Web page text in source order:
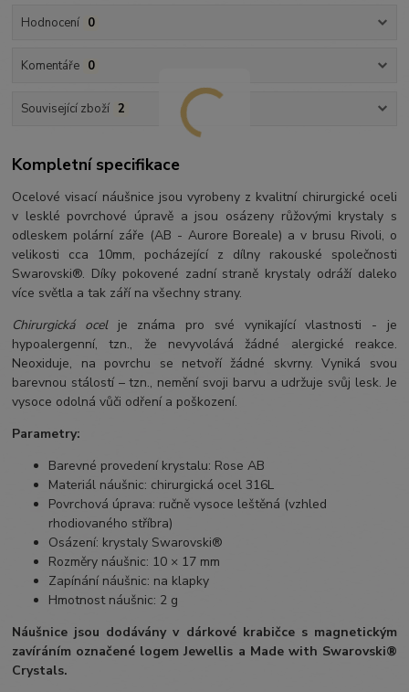
Hodnocení 0
Komentáře 0
Související zboží 2
Kompletní specifikace
Ocelové visací náušnice jsou vyrobeny z kvalitní chirurgické oceli
v lesklé povrchové úpravě a jsou osázeny růžovými krystaly s
odleskem polární záře (AB - Aurore Boreale) a v brusu Rivoli, o
velikosti cca 10mm, pocházející z dílny rakouské společnosti
Swarovski®. Díky pokovené zadní straně krystaly odráží daleko
více světla a tak září na všechny strany.
Chirurgická ocelje známa pro své vynikající vlastnosti - je
hypoalergenní, tzn., že nevyvolává žádné alergické reakce.
Neoxiduje, na povrchu se netvoří žádné skvrny. Vyniká svou
barevnou stálostí – tzn., nemění svoji barvu a udržuje svůj lesk. Je
vysoce odolná vůči odření a poškození.
Parametry:
Barevné provedení krystalu: Rose AB
Materiál náušnic: chirurgická ocel 316L
Povrchová úprava: ručně vysoce leštěná (vzhled
rhodiovaného stříbra)
Osázení: krystaly Swarovski®
Rozměry náušnic: 10 × 17 mm
Zapínání náušnic: na klapky
Hmotnost náušnic: 2 g
Náušnice jsou dodávány v dárkové krabičce s magnetickým
zavíráním označené logem Jewellis a Made with Swarovski®
Crystals.